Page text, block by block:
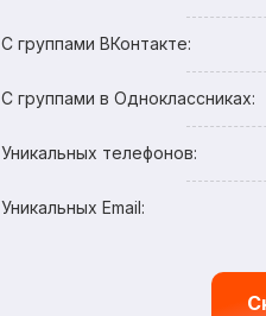
С группами ВКонтакте:
С группами в Одноклассниках:
Уникальных телефонов:
Уникальных Email: